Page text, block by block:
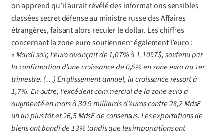
on apprend qu’il aurait révélé des informations sensibles
classées secret défense au ministre russe des Affaires
étrangères, faisant alors reculer le dollar. Les chiffres
concernant la zone euro soutiennent également l’euro :
«Mardi soir, l’euro avançait de 1,07% à 1,1097$, soutenu par
la confirmation d’une croissance de 0,5% en zone euro au 1er
trimestre. (…) En glissement annuel, la croissance ressort à
1,7%. En outre, l’excédent commercial de la zone euro a
augmenté en mars à 30,9 milliards d’euros contre 28,2 MdsE
un an plus tôt et 26,5 MdsE de consensus. Les exportations de
biens ont bondi de 13% tandis que les importations ont